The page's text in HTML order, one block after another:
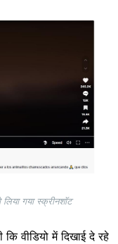
गया स्क्रीनशॉट
वीडियो में दिखाई दे रहे